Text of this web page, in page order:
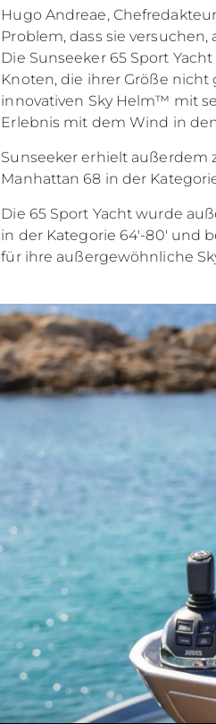
Hugo Andreae,
Problem, dass sie
Die Sunseeker 65 Sport
Knoten, die ihrer Größe
innovativen Sky Helm™ mit
Erlebnis mit dem Wind in
Sunseeker erhielt außerdem
Manhattan 68 in der
Die 65 Sport Yacht wurde
in der Kategorie 64'-80' und
für ihre außergewöhnliche